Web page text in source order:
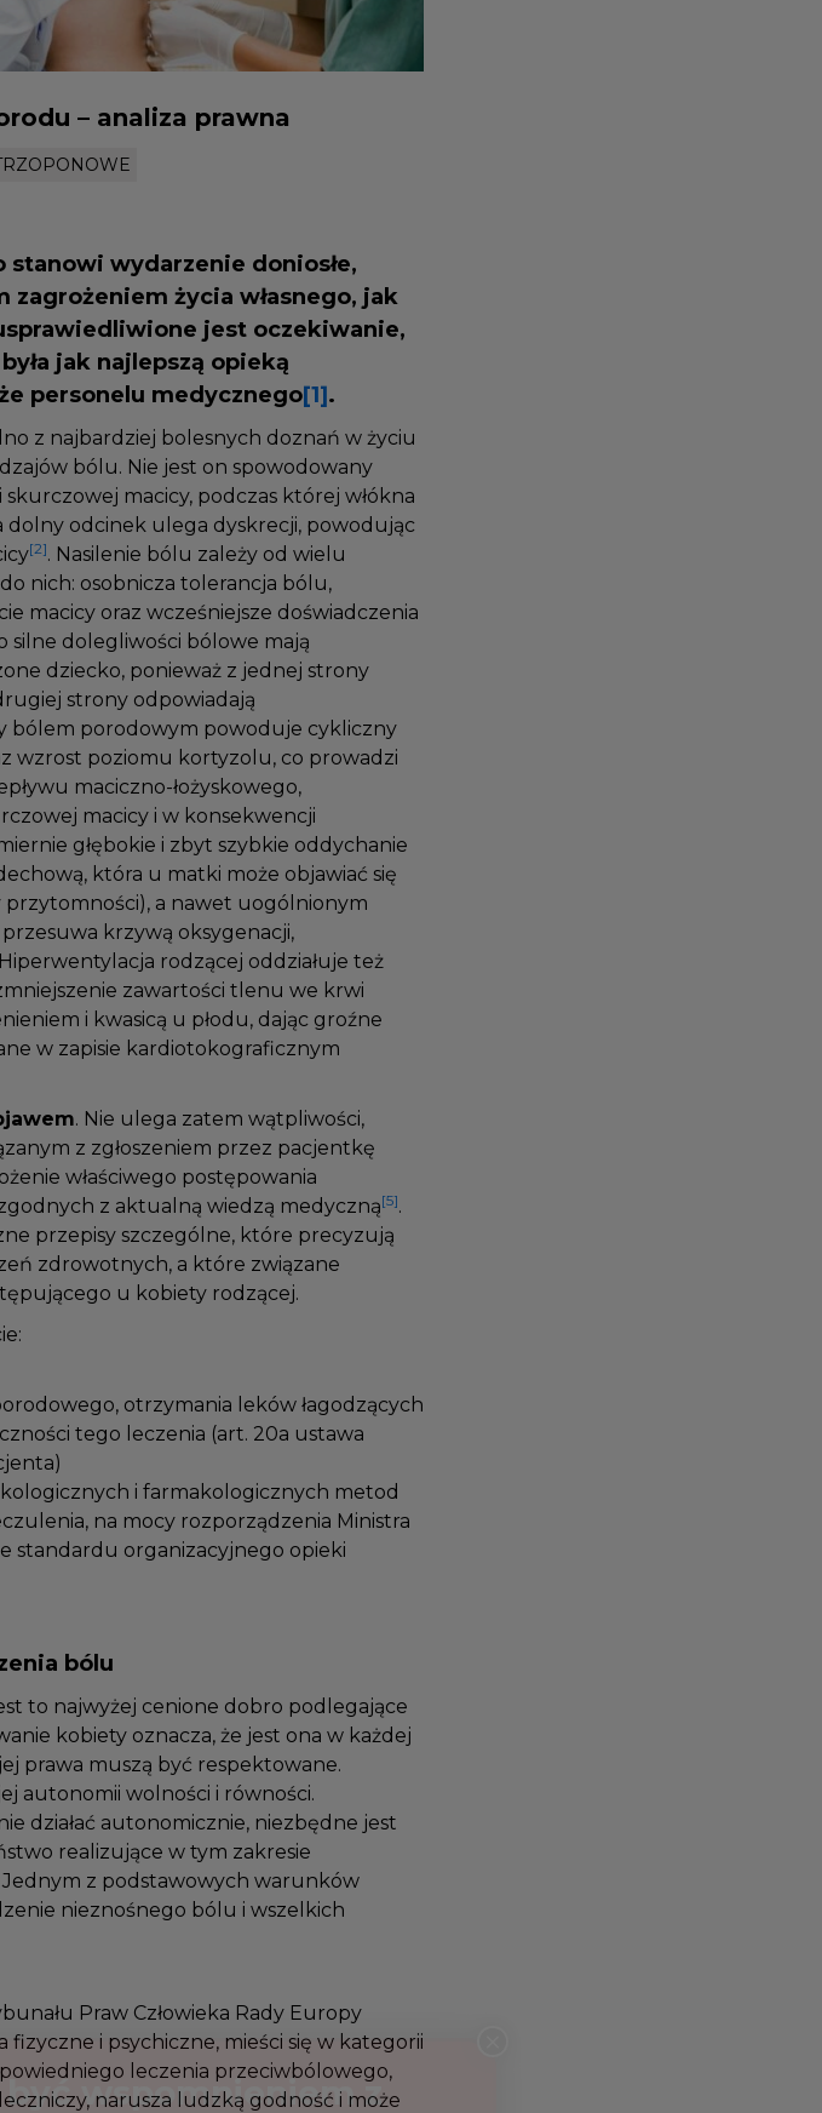
– analiza prawna
wydarzenie doniosłe,
zagrożeniem życia własnego, jak
jest oczekiwanie,
jak najlepszą opieką
personelu medycznego[1]
z najbardziej bolesnych doznań w życiu
bólu. Nie jest on spowodowany
macicy, podczas której włókna
dolny odcinek ulega dyskrecji, powodując
[2]
. Nasilenie bólu zależy od wielu
nich: osobnicza tolerancja bólu,
macicy oraz wcześniejsze doświadczenia
silne dolegliwości bólowe mają
dziecko, ponieważ z jednej strony
strony odpowiadają
bólem porodowym powoduje cykliczny
wzrost poziomu kortyzolu, co prowadzi
maciczno-łożyskowego,
macicy i w konsekwencji
głębokie i zbyt szybkie oddychanie
która u matki może objawiać się
przytomności), a nawet uogólnionym
krzywą oksygenacji,
rodzącej oddziałuje też
zawartości tlenu we krwi
i kwasicą u płodu, dając groźne
w zapisie kardiotokograficznym
. Nie ulega zatem wątpliwości,
z zgłoszeniem przez pacjentkę
właściwego postępowania
z aktualną wiedzą medyczną[5]
przepisy szczególne, które precyzują
zdrowotnych, a które związane
u kobiety rodzącej.
otrzymania leków łagodzących
tego leczenia (art. 20a ustawa
i farmakologicznych metod
na mocy rozporządzenia Ministra
standardu organizacyjnego opieki
bólu
to najwyżej cenione dobro podlegające
kobiety oznacza, że jest ona w każdej
prawa muszą być respektowane.
autonomii wolności i równości.
działać autonomicznie, niezbędne jest
realizujące w tym zakresie
z podstawowych warunków
nieznośnego bólu i wszelkich
Praw Człowieka Rady Europy
i psychiczne, mieści się w kategorii
leczenia przeciwbólowego,
narusza ludzką godność i może